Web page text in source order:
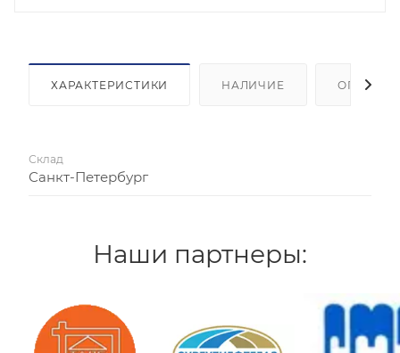
ХАРАКТЕРИСТИКИ НАЛИЧИЕ ОПЛАТА
Склад
Санкт-Петербург
Наши партнеры: